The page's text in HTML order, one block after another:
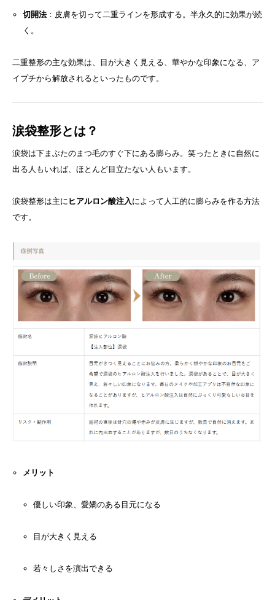
切開法：皮膚を切って二重ラインを形成する。半永久的に効果が続
く。
二重整形の主な効果は、目が大きく見える、華やかな印象になる、ア
イプチから解放されるといったものです。
涙袋整形とは？
涙袋は下まぶたのまつ毛のすぐ下にある膨らみ。笑ったときに自然に
出る人もいれば、ほとんど目立たない人もいます。
涙袋整形は主に ヒアルロン酸注入によって人工的に膨らみを作る方法
です。
メリット
優しい印象、愛嬌のある目元になる
目が大きく見える
若々しさを演出できる